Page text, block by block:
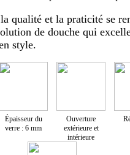
qualité et la praticité se
de douche qui
style.
Épaisseur du
verre : 6 mm
Ouverture
extérieure et
intérieure